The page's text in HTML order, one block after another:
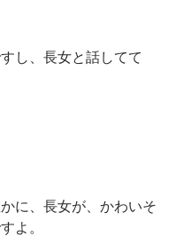
し、長女と話してて
に、長女が、かわいそ
よ。